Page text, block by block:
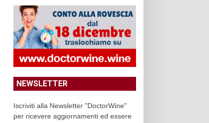
NEWSLETTER
Iscriviti alla Newsletter "DoctorWine"
per ricevere aggiornamenti ed essere